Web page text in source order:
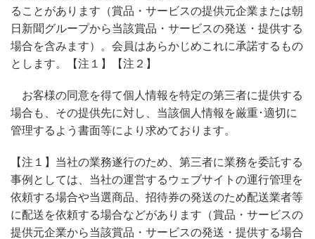
ることがあります（賞品・サービスの提供元企業または朝
日新聞グループから当該賞品・サービスの発送・提供する
場合を含みます）。会員はあらかじめこれに承諾するもの
とします。【注１】【注２】
お客様の同意を得て個人情報を特定の第三者に提供する
場合も、その提供先に対し、当該個人情報を厳重･適切に
管理するよう書面等により求めております。
【注１】当社の業務遂行のため、第三者に業務を委託する
事例としては、当社の運営するウェブサイトの運行管理を
依頼する場合や当選商品、招待券の発送のため配送業者等
に配送を依頼する場合などがあります（賞品・サービスの
提供元企業から当該賞品・サービスの発送・提供する場合